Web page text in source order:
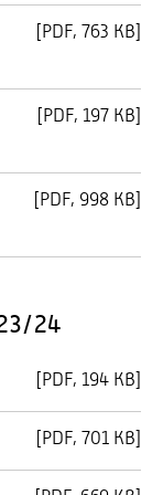
[PDF 763 KB]
[PDF 197 KB]
[PDF 998 KB]
24
[PDF 194 KB]
[PDF 701 KB]